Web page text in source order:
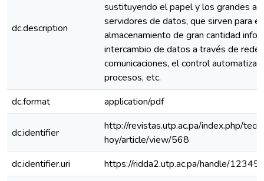
dc.description
sustituyendo el papel y los grandes
servidores de datos, que sirven para el
almacenamiento de gran cantidad
intercambio de datos a través de
comunicaciones, el control
procesos, etc.
dc.format
application/pdf
dc.identifier
http://revistas.utp.ac.pa/index.php/
hoy/article/view/568
dc.identifier.uri
https://ridda2.utp.ac.pa/handle/